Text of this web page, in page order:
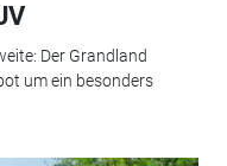
Der Grandland
um ein besonders